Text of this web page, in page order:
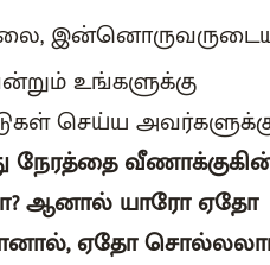
உங்களுக்கு
செய்ய
நேரத்தை
ஆனால் யாரோ ஏதோ
ஏதோ